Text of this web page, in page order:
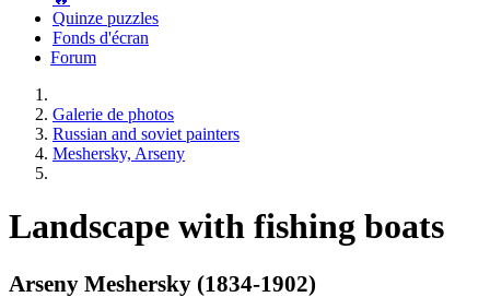
Quinze puzzles
Fonds d'écran
Forum
Galerie de photos
Russian and soviet painters
Meshersky, Arseny
Landscape with fishing boats
Arseny Meshersky (1834-1902)